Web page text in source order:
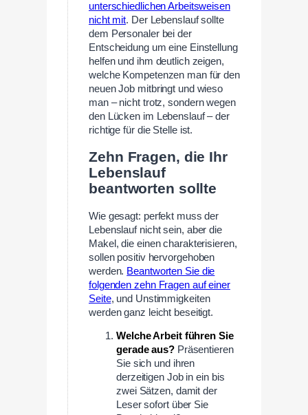
unterschiedlichen Arbeitsweisen
nicht mit. Der Lebenslauf sollte
dem Personaler bei der
Entscheidung um eine Einstellung
helfen und ihm deutlich zeigen,
welche Kompetenzen man für den
neuen Job mitbringt und wieso
man – nicht trotz, sondern wegen
den Lücken im Lebenslauf – der
richtige für die Stelle ist.
Zehn Fragen, die Ihr
Lebenslauf
beantworten sollte
Wie gesagt: perfekt muss der
Lebenslauf nicht sein, aber die
Makel, die einen charakterisieren,
sollen positiv hervorgehoben
werden. Beantworten Sie die
folgenden zehn Fragen auf einer
Seite, und Unstimmigkeiten
werden ganz leicht beseitigt.
Welche Arbeit führen Sie
gerade aus?Präsentieren
Sie sich und ihren
derzeitigen Job in ein bis
zwei Sätzen, damit der
Leser sofort über Sie